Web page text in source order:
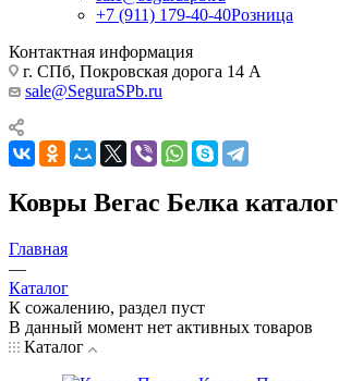
+7 (911) 179-40-40Розница
Контактная информация
г. СПб, Покровская дорога 14 А
sale@SeguraSPb.ru
Ковры Вегас Белка каталог
Главная
—
Каталог
К сожалению, раздел пуст
В данный момент нет активных товаров
Каталог